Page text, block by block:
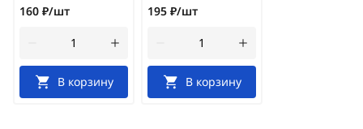
160 ₽/шт
В корзину
195 ₽/шт
В корзину